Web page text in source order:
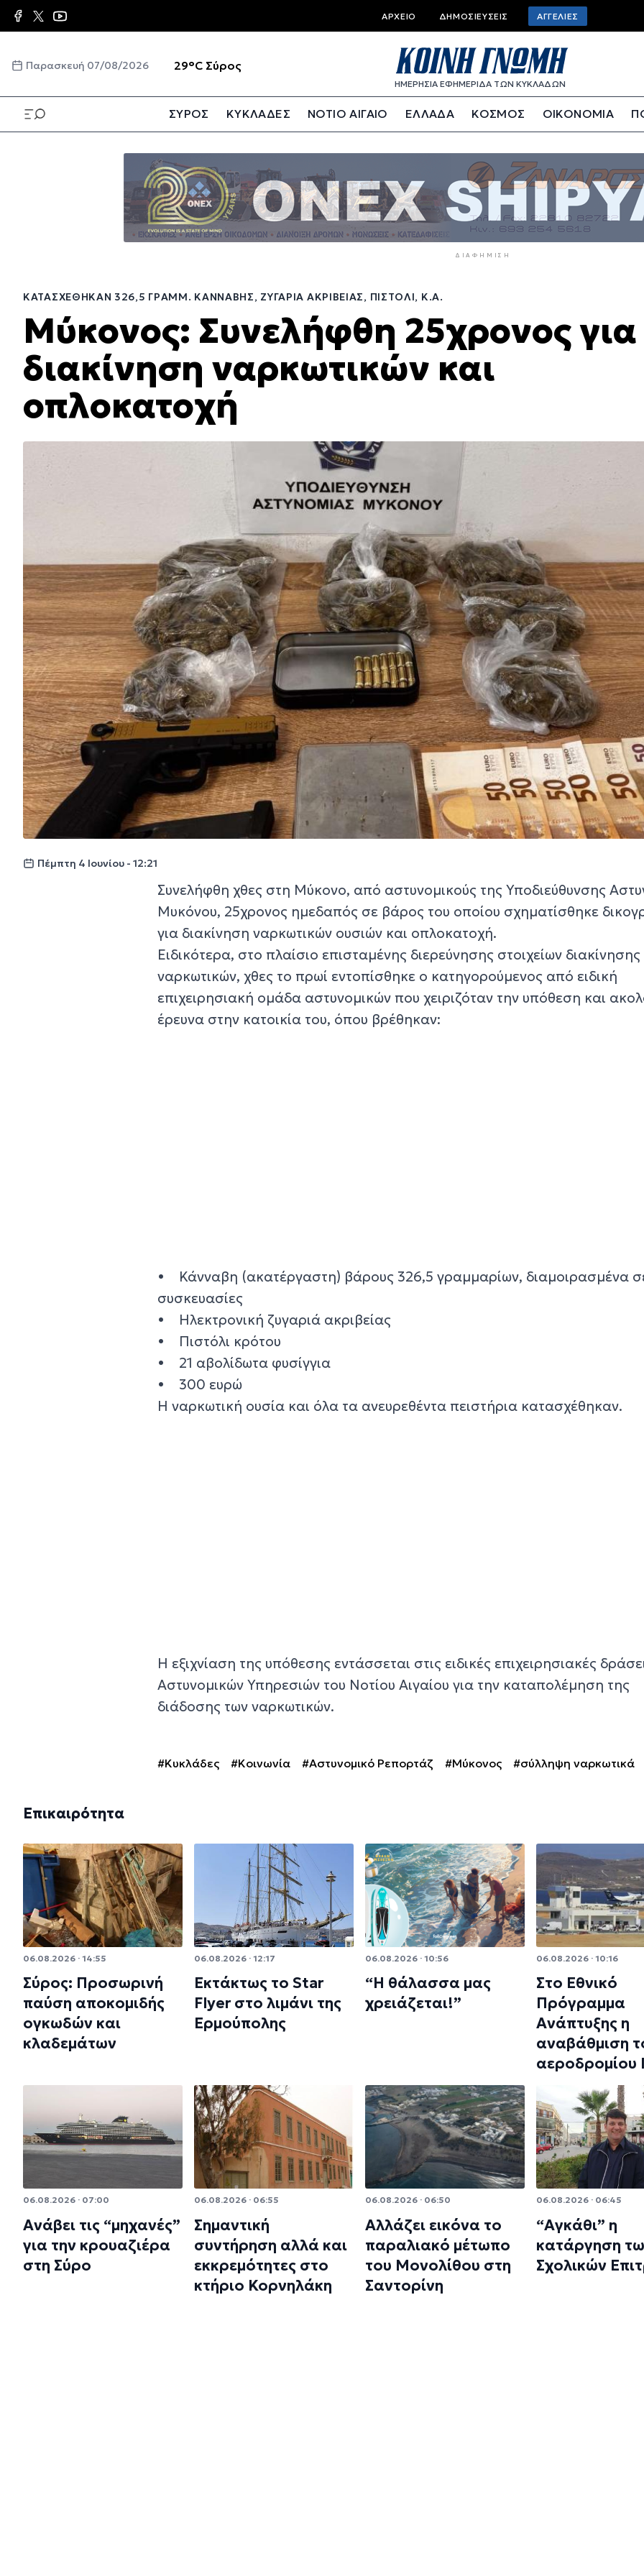
Παράκαμψη
προς
κυρίως
Top
bar
menu
ΑΡΧΕΊΟ ΔΗΜΟΣΙΕΎΣΕΙΣ ΑΓΓΕΛΊΕΣ
Παρασκευή 07/08/2026 29°C Σύρος
ΗΜΕΡΗΣΙΑ ΕΦΗΜΕΡΙΔΑ ΤΩΝ ΚΥΚΛΑΔΩΝ
ΣΥΡΟΣ ΚΥΚΛΑΔΕΣ ΝΟΤΙΟ ΑΙΓΑΙΟ ΕΛΛΑΔΑ ΚΟΣΜΟΣ ΟΙΚΟΝΟΜΙΑ
ΔΙΑΦΉΜΙΣΗ
ΚΑΤΑΣΧΈΘΗΚΑΝ 326,5 ΓΡΑΜΜ. ΚΆΝΝΑΒΗΣ, ΖΥΓΑΡΙΆ ΑΚΡΙΒΕΊΑΣ, ΠΙΣΤΌΛΙ, Κ.Α.
Μύκονος: Συνελήφθη 25χρονος για
διακίνηση ναρκωτικών και
οπλοκατοχή
Πέμπτη 4 Ιουνίου - 12:21
Συνελήφθη χθες στη Μύκονο, από αστυνομικούς της Υποδιεύθυνσης
Μυκόνου, 25χρονος ημεδαπός σε βάρος του οποίου σχηματίσθηκε
για διακίνηση ναρκωτικών ουσιών και οπλοκατοχή.
Ειδικότερα, στο πλαίσιο επισταμένης διερεύνησης στοιχείων διακίνησης
ναρκωτικών, χθες το πρωί εντοπίσθηκε ο κατηγορούμενος από ειδική
επιχειρησιακή ομάδα αστυνομικών που χειριζόταν την υπόθεση και
έρευνα στην κατοικία του, όπου βρέθηκαν:
• Κάνναβη (ακατέργαστη) βάρους 326,5 γραμμαρίων, διαμοιρασμένα
συσκευασίες
• Ηλεκτρονική ζυγαριά ακριβείας
• Πιστόλι κρότου
• 21 αβολίδωτα φυσίγγια
• 300 ευρώ
Η ναρκωτική ουσία και όλα τα ανευρεθέντα πειστήρια κατασχέθηκαν.
Η εξιχνίαση της υπόθεσης εντάσσεται στις ειδικές επιχειρησιακές
Αστυνομικών Υπηρεσιών του Νοτίου Αιγαίου για την καταπολέμηση της
διάδοσης των ναρκωτικών.
#Κυκλάδες #Κοινωνία #Αστυνομικό Ρεπορτάζ #Μύκονος #σύλληψη ναρκωτικά
Επικαιρότητα
06.08.2026 · 14:55
Σύρος: Προσωρινή
παύση αποκομιδής
ογκωδών και
κλαδεμάτων
06.08.2026 · 12:17
Εκτάκτως το Star
Flyer στο λιμάνι της
Ερμούπολης
06.08.2026 · 10:56
“Η θάλασσα μας
χρειάζεται!”
06.08.2026 · 10:16
Στο Εθνικό
Πρόγραμμα
Ανάπτυξης η
αναβάθμιση
αεροδρομίου
06.08.2026 · 07:00
Ανάβει τις “μηχανές”
για την κρουαζιέρα
στη Σύρο
06.08.2026 · 06:55
Σημαντική
συντήρηση αλλά και
εκκρεμότητες στο
κτήριο Κορνηλάκη
06.08.2026 · 06:50
Αλλάζει εικόνα το
παραλιακό μέτωπο
του Μονολίθου στη
Σαντορίνη
06.08.2026 · 06:45
“Αγκάθι” η
κατάργηση
Σχολικών